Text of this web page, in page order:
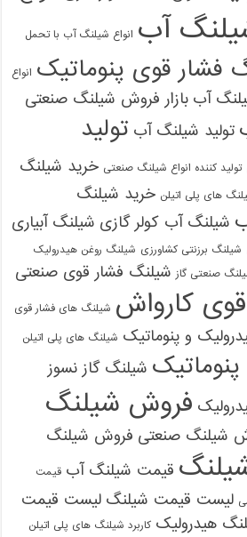
آب انواع شیلنگ آب با تحمل
فشار قوی پنوماتیک انواع
آب بازار فروش شیلنگ صنعتی
تولید شیلنگ آب تولید
تولید کننده انواع شیلنگ صنعتی خرید شیلنگ
های پلی اتیلن خرید شیلنگ
شیلنگ آب کولر گازی شیلنگ آبیاری
شیلنگ برزنتی کشاورزی شیلنگ روغن هیدرولیک
صنعتی گاز شیلنگ فشار قوی صنعتی
کارواش شیلنگ های فشار قوی
و پنوماتیک شیلنگ های پلی اتیلن
شیلنگ گاز نسوز
فروش شیلنگ
شیلنگ صنعتی فروش شیلنگ
قیمت شیلنگ آب قیمت
لیست قیمت شیلنگ لیست قیمت
هیدرولیک کاربرد شیلنگ های پلی اتیلن